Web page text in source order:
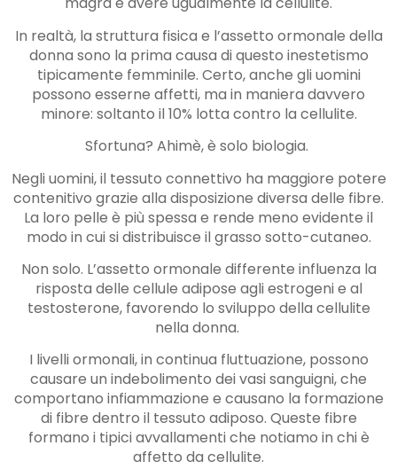
In realtà, la struttura fisica e l’assetto ormonale della
donna sono la prima causa di questo inestetismo
tipicamente femminile. Certo, anche gli uomini
possono esserne affetti, ma in maniera davvero
minore: soltanto il 10% lotta contro la cellulite.
Sfortuna? Ahimè, è solo biologia.
Negli uomini, il tessuto connettivo ha maggiore potere
contenitivo grazie alla disposizione diversa delle fibre.
La loro pelle è più spessa e rende meno evidente il
modo in cui si distribuisce il grasso sotto-cutaneo.
Non solo. L’assetto ormonale differente influenza la
risposta delle cellule adipose agli estrogeni e al
testosterone, favorendo lo sviluppo della cellulite
nella donna.
I livelli ormonali, in continua fluttuazione, possono
causare un indebolimento dei vasi sanguigni, che
comportano infiammazione e causano la formazione
di fibre dentro il tessuto adiposo. Queste fibre
formano i tipici avvallamenti che notiamo in chi è
affetto da cellulite.